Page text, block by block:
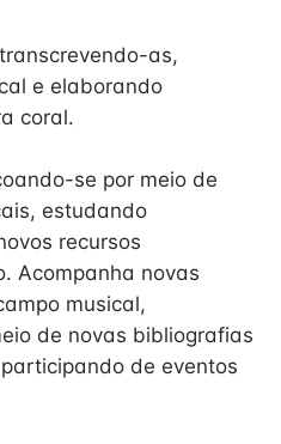
as,
e elaborando
coral.
se por meio de
estudando
recursos
Acompanha novas
musical,
de novas bibliografias
de eventos